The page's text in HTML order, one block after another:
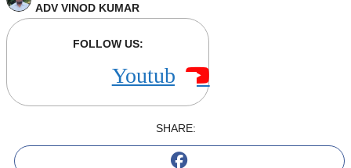
ADV VINOD KUMAR
FOLLOW US:
Youtube
SHARE: